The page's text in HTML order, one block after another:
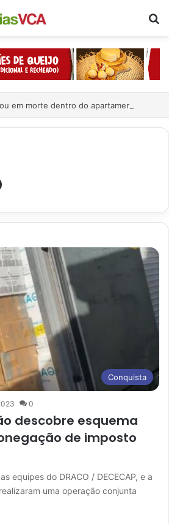
em morte dentro do apartamento
Conquista
0
descobre esquema
de imposto
equipes do DRACO / DECECAP, e a
uma operação conjunta